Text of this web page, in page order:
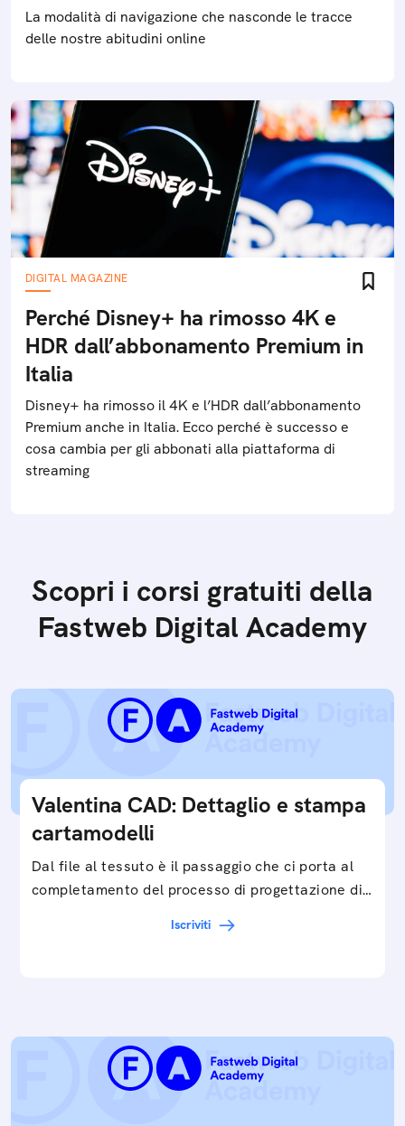
La modalità di navigazione che nasconde le tracce
delle nostre abitudini online
DIGITAL MAGAZINE
Perché Disney+ ha rimosso 4K e
HDR dall’abbonamento Premium in
Italia
Disney+ ha rimosso il 4K e l’HDR dall’abbonamento
Premium anche in Italia. Ecco perché è successo e
cosa cambia per gli abbonati alla piattaforma di
streaming
Scopri i corsi gratuiti della
Fastweb Digital Academy
Valentina CAD: Dettaglio e stampa
cartamodelli
Dal file al tessuto è il passaggio che ci porta al
completamento del processo di progettazione di
Iscriviti